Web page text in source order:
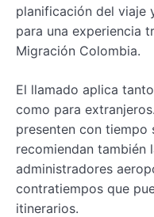
planificación del viaje
para una experiencia
Migración Colombia.
El llamado aplica
como para
presenten con
recomiendan también
administradores
contratiempos que
itinerarios.